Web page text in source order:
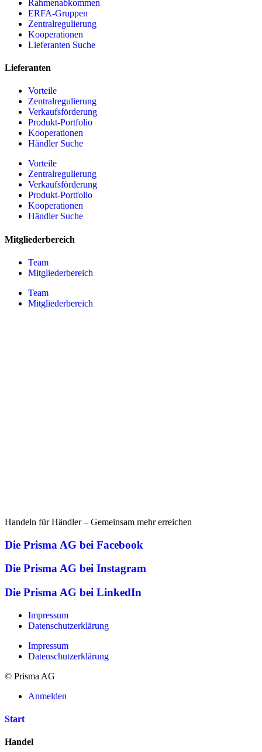
Rahmenabkommen
ERFA-Gruppen
Zentralregulierung
Kooperationen
Lieferanten Suche
Lieferanten
Vorteile
Zentralregulierung
Verkaufsförderung
Produkt-Portfolio
Kooperationen
Händler Suche
Vorteile
Zentralregulierung
Verkaufsförderung
Produkt-Portfolio
Kooperationen
Händler Suche
Mitgliederbereich
Team
Mitgliederbereich
Team
Mitgliederbereich
Handeln für Händler – Gemeinsam mehr erreichen
Die Prisma AG bei Facebook
Die Prisma AG bei Instagram
Die Prisma AG bei LinkedIn
Impressum
Datenschutzerklärung
Impressum
Datenschutzerklärung
© Prisma AG
Anmelden
Start
Handel